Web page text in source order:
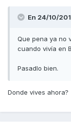
En 24/10/
Que pena ya no
cuando vivía en
Pasadlo bien.
Donde vives ahora?